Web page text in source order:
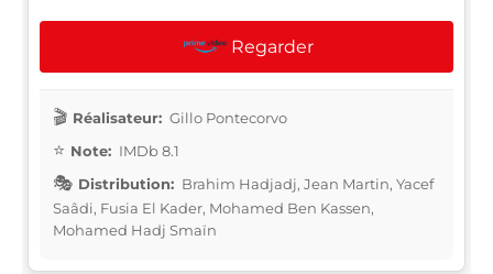
Regarder
Réalisateur: Gillo Pontecorvo
Note: IMDb 8.1
Distribution: Brahim Hadjadj, Jean Martin, Yacef
Saâdi, Fusia El Kader, Mohamed Ben Kassen,
Mohamed Hadj Smaïn